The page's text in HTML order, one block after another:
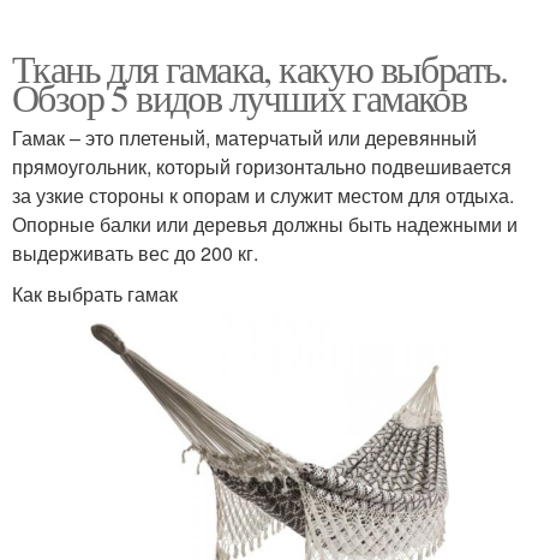
Ткань для гамака, какую выбрать.
Обзор 5 видов лучших гамаков
Гамак – это плетеный, матерчатый или деревянный
прямоугольник, который горизонтально подвешивается
за узкие стороны к опорам и служит местом для отдыха.
Опорные балки или деревья должны быть надежными и
выдерживать вес до 200 кг.
Как выбрать гамак